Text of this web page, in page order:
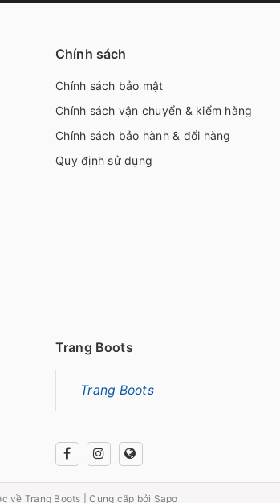
Chính sách
Chính sách bảo mật
Chính sách vận chuyển & kiểm hàng
Chính sách bảo hành & đổi hàng
Quy định sử dụng
Trang Boots
Trang Boots
về Trang Boots Cung cấp bởi Sapo